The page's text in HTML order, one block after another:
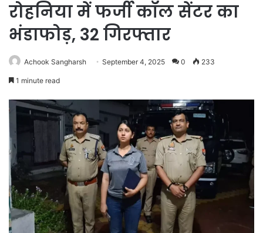
रोहनिया में फर्जी कॉल सेंटर का
भंडाफोड़, 32 गिरफ्तार
Achook Sangharsh September 4, 2025 0 233
1 minute read